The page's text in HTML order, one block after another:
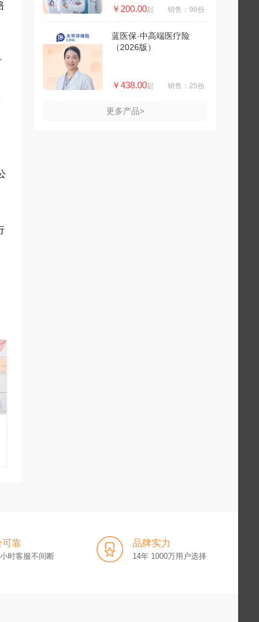
￥200.00起 销售：98份
蓝医保·中高端医疗险
（2026版）
￥438.00起 销售：25份
更多产品>
可靠
时客服不间断
品牌实力
14年 1000万用户选择